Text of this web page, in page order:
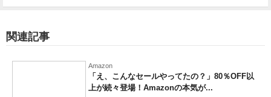
関連記事
Amazon
「え、こんなセールやってたの？」80％OFF以
上が続々登場！Amazonの本気が...